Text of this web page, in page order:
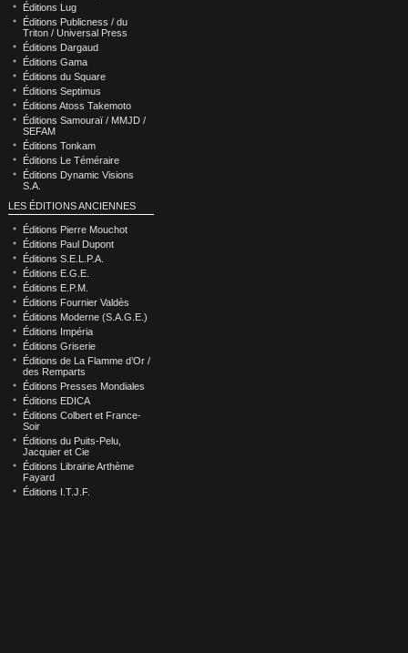
Éditions Lug
Éditions Publicness / du
Triton / Universal Press
Éditions Dargaud
Éditions Gama
Éditions du Square
Éditions Septimus
Éditions Atoss Takemoto
Éditions Samouraï / MMJD /
SEFAM
Éditions Tonkam
Éditions Le Téméraire
Éditions Dynamic Visions
S.A.
LES ÉDITIONS ANCIENNES
Éditions Pierre Mouchot
Éditions Paul Dupont
Éditions S.E.L.P.A.
Éditions E.G.E.
Éditions E.P.M.
Éditions Fournier Valdès
Éditions Moderne (S.A.G.E.)
Éditions Impéria
Éditions Griserie
Éditions de La Flamme d’Or /
des Remparts
Éditions Presses Mondiales
Éditions EDICA
Éditions Colbert et France-
Soir
Éditions du Puits-Pelu,
Jacquier et Cie
Éditions Librairie Arthème
Fayard
Éditions I.T.J.F.